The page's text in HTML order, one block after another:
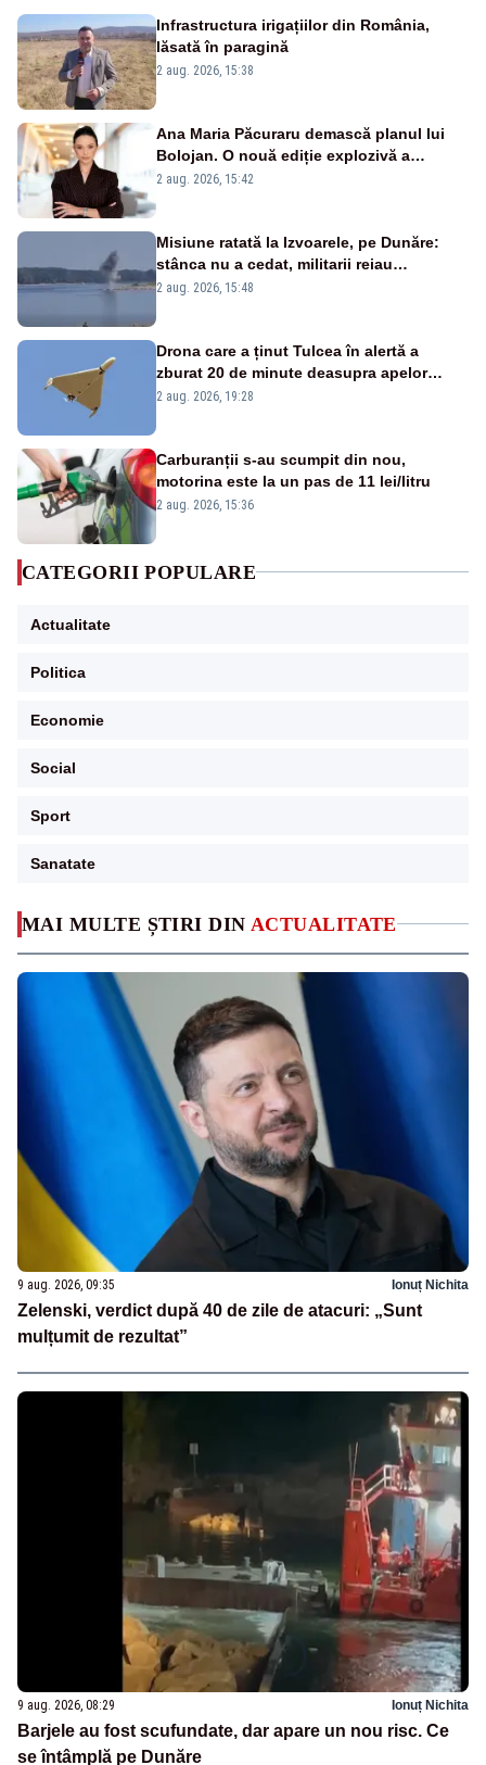
MAI MULTE ȘTIRI DIN ACTUALITATE
9 aug. 2026, 09:35 Ionuț Nichita
Zelenski, verdict după 40 de zile de atacuri: „Sunt
mulțumit de rezultat”
9 aug. 2026, 08:29 Ionuț Nichita
Barjele au fost scufundate, dar apare un nou risc. Ce
se întâmplă pe Dunăre
Infrastructura irigațiilor din România,
lăsată în paragină
2 aug. 2026, 15:38
Ana Maria Păcuraru demască planul lui
Bolojan. O nouă ediție explozivă a
emisiunii „Miza Zilei” la Realitatea PLUS
2 aug. 2026, 15:42
Misiune ratată la Izvoarele, pe Dunăre:
stânca nu a cedat, militarii reiau
detonările luni – VIDEO
2 aug. 2026, 15:48
Drona care a ținut Tulcea în alertă a
zburat 20 de minute deasupra apelor
României. Au fost ridicate două F-16
2 aug. 2026, 19:28
Carburanții s-au scumpit din nou,
motorina este la un pas de 11 lei/litru
2 aug. 2026, 15:36
CATEGORII POPULARE
Actualitate
Politica
Economie
Social
Sport
Sanatate